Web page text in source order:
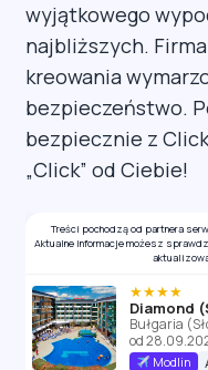
wyjątkowego
najbliższych.
kreowania
bezpieczeństwo.
bezpiecznie z
„Click” od Ciebie!
Treści pochodzą od partnera
Aktualne informacje możesz
★★★★
Diamond
Bułgaria
od
Modlin